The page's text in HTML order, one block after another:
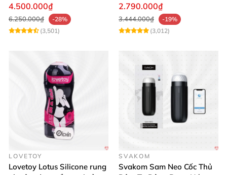
Cao Cấp Nhật Bản
4.500.000₫
6.250.000₫
-28%
(3,501)
Lượng Cao
2.790.000₫
3.444.000₫
-19%
(3,012)
LOVETOY
Lovetoy Lotus Silicone rung
SVAKOM
Svakom Sam Neo Cốc Thủ